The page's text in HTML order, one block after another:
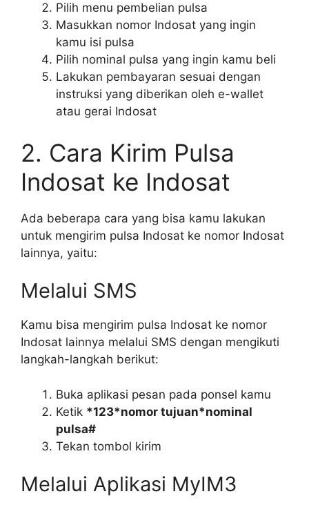
Pilih menu pembelian pulsa
Masukkan nomor Indosat yang ingin
kamu isi pulsa
Pilih nominal pulsa yang ingin kamu beli
Lakukan pembayaran sesuai dengan
instruksi yang diberikan oleh e-wallet
atau gerai Indosat
2. Cara Kirim Pulsa
Indosat ke Indosat
Ada beberapa cara yang bisa kamu lakukan
untuk mengirim pulsa Indosat ke nomor Indosat
lainnya, yaitu:
Melalui SMS
Kamu bisa mengirim pulsa Indosat ke nomor
Indosat lainnya melalui SMS dengan mengikuti
langkah-langkah berikut:
Buka aplikasi pesan pada ponsel kamu
Ketik *123*nomor tujuan*nominal
pulsa#
Tekan tombol kirim
Melalui Aplikasi MyIM3